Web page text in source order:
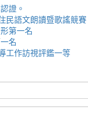
證。
語文朗讀暨歌謠競賽
第一名
名
工作訪視評鑑一等